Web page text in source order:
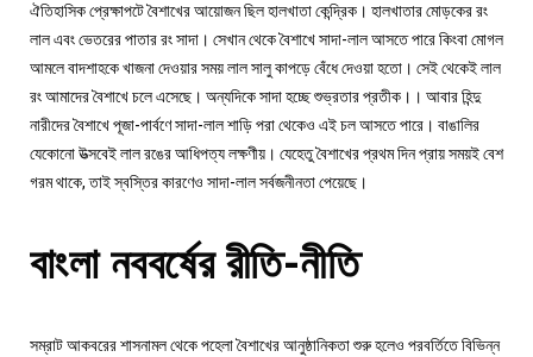
ঐতিহাসিক প্রেক্ষাপটে বৈশাখের আয়োজন ছিল হালখাতা কেন্দ্রিক। হালখাতার মোড়কের রং
লাল এবং ভেতরের পাতার রং সাদা। সেখান থেকে বৈশাখে সাদা-লাল আসতে পারে কিংবা মোগল
আমলে বাদশাহকে খাজনা দেওয়ার সময় লাল সালু কাপড়ে বেঁধে দেওয়া হতো। সেই থেকেই লাল
রং আমাদের বৈশাখে চলে এসেছে। অন্যদিকে সাদা হচ্ছে শুভ্রতার প্রতীক।। আবার হিন্দু
নারীদের বৈশাখে পূজা-পার্বণে সাদা-লাল শাড়ি পরা থেকেও এই চল আসতে পারে। বাঙালির
যেকোনো উত্সবেই লাল রঙের আধিপত্য লক্ষণীয়। যেহেতু বৈশাখের প্রথম দিন প্রায় সময়ই বেশ
গরম থাকে, তাই স্বস্তির কারণেও সাদা-লাল সর্বজনীনতা পেয়েছে।
বাংলা নববর্ষের রীতি-নীতি
সম্রাট আকবরের শাসনামল থেকে পহেলা বৈশাখের আনুষ্ঠানিকতা শুরু হলেও পরবর্তিতে বিভিন্ন